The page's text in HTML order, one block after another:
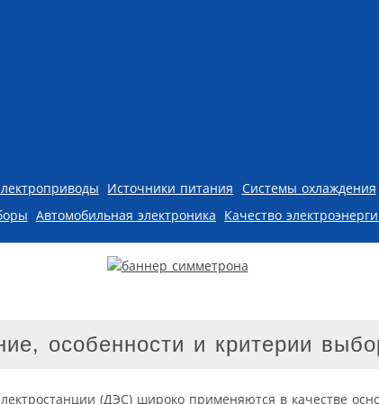
Источники питания Системы охлаждения
Автомобильная электроника Качество
особенности и критерии
(ДЭС) широко применяются в качестве